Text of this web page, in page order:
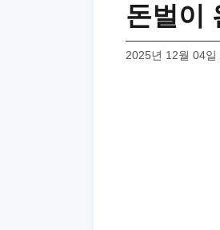
돈벌이
2025년 12월 04일